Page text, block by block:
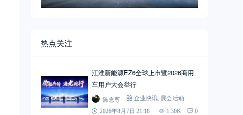
热点关注
江淮新能源EZ6全球上市暨2026商用
车用户大会举行
陈念尊 企业快讯
展会活动
2026年8月7日 21:18
1.30K 0